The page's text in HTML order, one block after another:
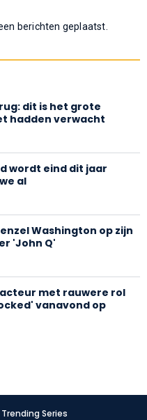
berichten geplaatst.
dit is het grote
hadden verwacht
wordt eind dit jaar
al
Washington op zijn
'John Q'
met rauwere rol
vanavond op
Trending Series